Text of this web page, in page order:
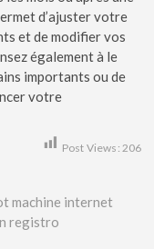
d’ajuster votre
et de modifier vos
également à le
importants ou de
votre
Post Views: 206
machine internet
registro